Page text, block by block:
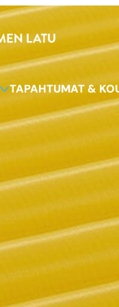
TAPAHTUMAT &